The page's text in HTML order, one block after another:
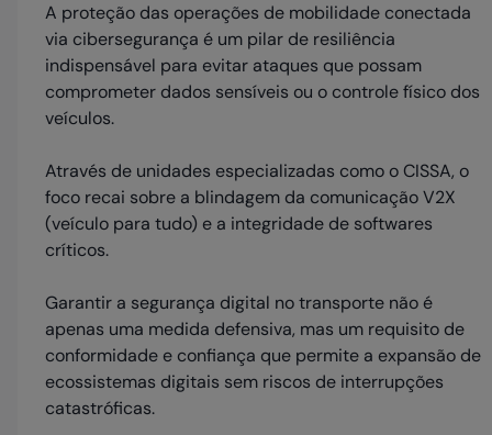
A proteção das operações de mobilidade conectada
via cibersegurança é um pilar de resiliência
indispensável para evitar ataques que possam
comprometer dados sensíveis ou o controle físico dos
veículos.
Através de unidades especializadas como o CISSA, o
foco recai sobre a blindagem da comunicação V2X
(veículo para tudo) e a integridade de softwares
críticos.
Garantir a segurança digital no transporte não é
apenas uma medida defensiva, mas um requisito de
conformidade e confiança que permite a expansão de
ecossistemas digitais sem riscos de interrupções
catastróficas.